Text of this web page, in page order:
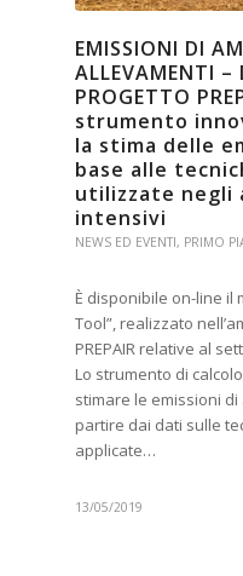
EMISSIONI DI
ALLEVAMENTI –
PROGETTO
strumento
la stima delle
base alle
utilizzate negli
intensivi
NEWS ED EVENTI, PRIMO
È disponibile on-line il
Tool”, realizzato
PREPAIR relative al
Lo strumento di
stimare le emissioni di
partire dai dati sulle
applicate…
13/05/2019